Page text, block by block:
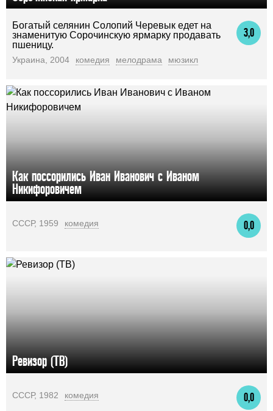
3,0
Богатый селянин Солопий Черевык едет на
знаменитую Сорочинскую ярмарку продавать
пшеницу.
Украина, 2004 комедия мелодрама мюзикл
Как поссорились Иван Иванович с Иваном
Никифоровичем
0,0
СССР, 1959 комедия
Ревизор (ТВ)
0,0
СССР, 1982 комедия